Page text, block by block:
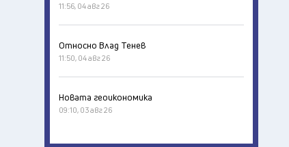
11:56, 04 авг 26
Относно Влад Тенев
11:50, 04 авг 26
Новата геоикономика
09:10, 03 авг 26